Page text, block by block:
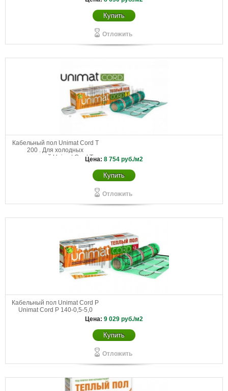
Купить
Отложить
Кабельный пол Unimat Cord T
200 . Для холодных
помещений Unimat Cord ТЦена: 8 754 руб./м2
Купить
Отложить
Кабельный пол Unimat Cord P
Unimat Cord P 140-0,5-5,0
Цена: 9 029 руб./м2
Купить
Отложить